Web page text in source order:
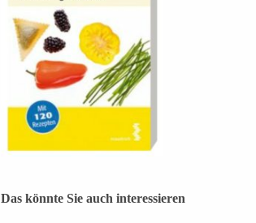
Das könnte Sie auch interessieren